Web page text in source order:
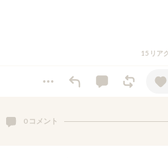
15 リア
0 コメント